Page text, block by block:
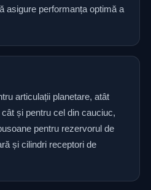
asigure performanța optimă a
articulații planetare, atât
și pentru cel din cauciuc,
pentru rezervorul de
și cilindri receptori de